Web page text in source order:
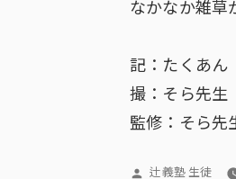
なかなか雑草
記：たくあん
撮：そら先生
監修：そら先
投
辻義塾 生徒